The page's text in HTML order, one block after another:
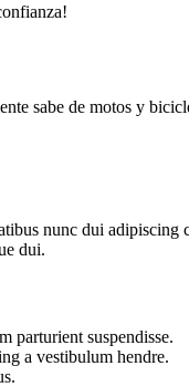
sabe de motos y
nunc dui
dui.
parturient suspendisse.
a vestibulum hendre.